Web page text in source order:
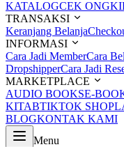
KATALOGCEK
TRANSAKSI
Keranjang Belanja
INFORMASI
Cara Jadi MemberCara
DropshipperCara Jadi
MARKETPLACE
AUDIO BOOKSE-
KITABTIKTOK SHOP
BLOGKONTAK KAMI
Menu